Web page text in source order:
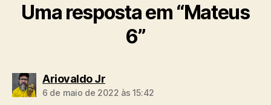
Uma resposta em “Mateus
6”
Ariovaldo Jrdiz:
6 de maio de 2022 às 15:42